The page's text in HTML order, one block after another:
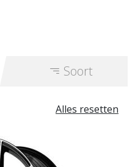
Soort
Alles resetten